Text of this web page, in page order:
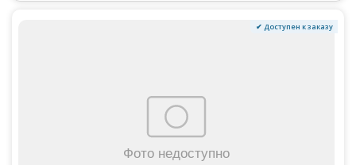
✔ Доступен к заказу